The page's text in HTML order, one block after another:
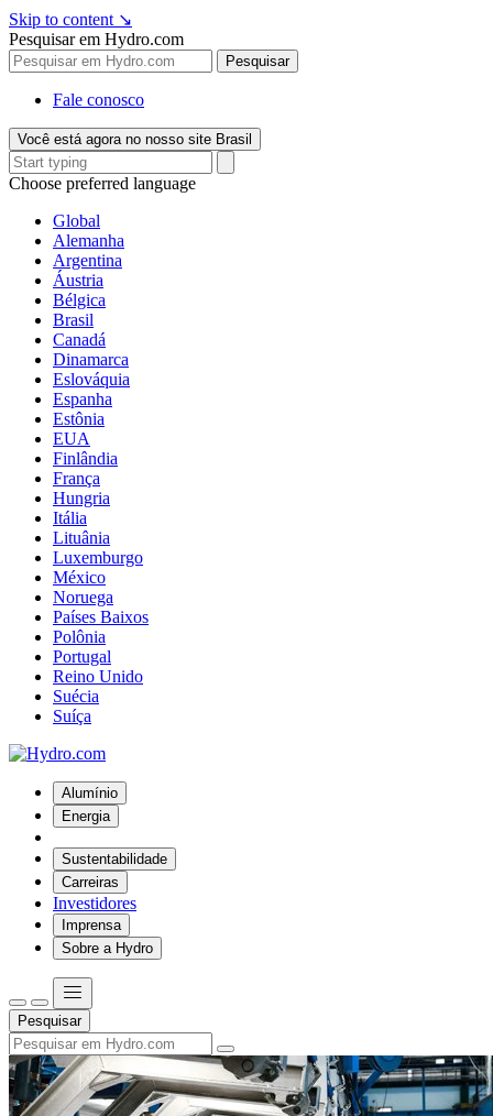
Skip to content ↘
Pesquisar em Hydro.com
Pesquisar
Fale conosco
Você está agora no nosso site Brasil
Choose preferred language
Global
Alemanha
Argentina
Áustria
Bélgica
Brasil
Canadá
Dinamarca
Eslováquia
Espanha
Estônia
EUA
Finlândia
França
Hungria
Itália
Lituânia
Luxemburgo
México
Noruega
Países Baixos
Polônia
Portugal
Reino Unido
Suécia
Suíça
Alumínio
Energia
Sustentabilidade
Carreiras
Investidores
Imprensa
Sobre a Hydro
Pesquisar